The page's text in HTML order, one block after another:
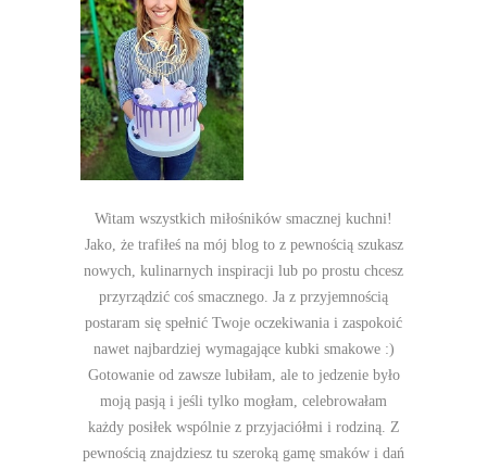
Witam wszystkich miłośników smacznej kuchni!
Jako, że trafiłeś na mój blog to z pewnością szukasz
nowych, kulinarnych inspiracji lub po prostu chcesz
przyrządzić coś smacznego. Ja z przyjemnością
postaram się spełnić Twoje oczekiwania i zaspokoić
nawet najbardziej wymagające kubki smakowe :)
Gotowanie od zawsze lubiłam, ale to jedzenie było
moją pasją i jeśli tylko mogłam, celebrowałam
każdy posiłek wspólnie z przyjaciółmi i rodziną. Z
pewnością znajdziesz tu szeroką gamę smaków i dań